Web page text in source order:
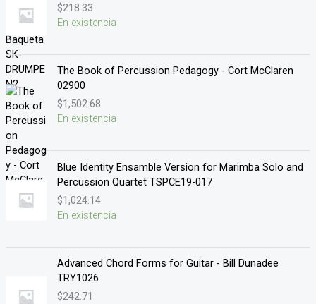
$218.33
En existencia
The Book of Percussion Pedagogy - Cort McClaren
02900
$1,502.68
En existencia
Blue Identity Ensamble Version for Marimba Solo and
Percussion Quartet TSPCE19-017
$1,024.14
En existencia
Advanced Chord Forms for Guitar - Bill Dunadee
TRY1026
$242.71